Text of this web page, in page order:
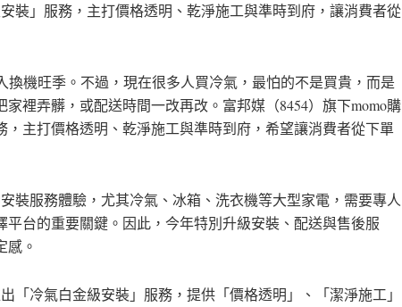
裝」服務，主打價格透明、乾淨施工與準時到府，讓消費者從
換機旺季。不過，現在很多人買冷氣，最怕的不是買貴，而是
裡弄髒，或配送時間一改再改。富邦媒（8454）旗下momo購
主打價格透明、乾淨施工與準時到府，希望讓消費者從下單
裝服務體驗，尤其冷氣、冰箱、洗衣機等大型家電，需要專人
台的重要關鍵。因此，今年特別升級安裝、配送與售後服
感。
「冷氣白金級安裝」服務，提供「價格透明」、「潔淨施工」